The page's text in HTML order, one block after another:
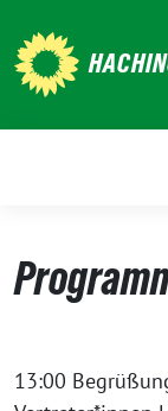
zum
Inhalt
13:00